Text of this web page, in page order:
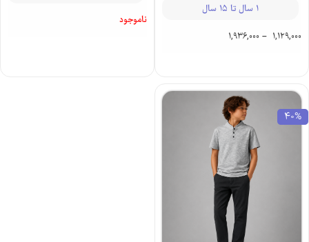
1 سال تا 15 سال
1,129,000
–
1,936,000
ناموجود
40%